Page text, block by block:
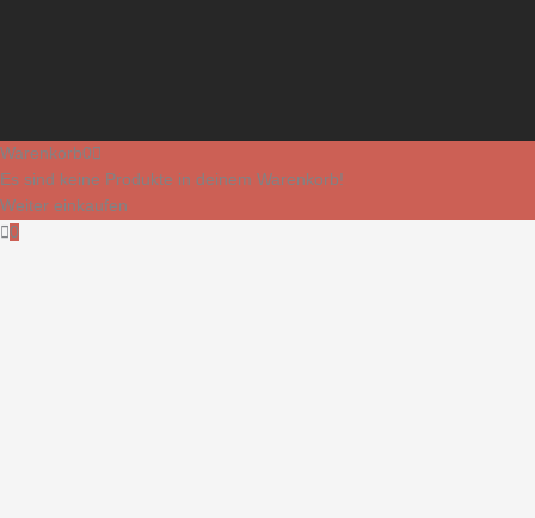
Warenkorb0
Es sind keine Produkte in deinem Warenkorb!
Weiter einkaufen
0